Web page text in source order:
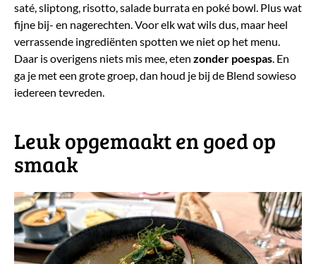
saté, sliptong, risotto, salade burrata en poké bowl. Plus wat
fijne bij- en nagerechten. Voor elk wat wils dus, maar heel
verrassende ingrediënten spotten we niet op het menu.
Daar is overigens niets mis mee, eten zonder poespas. En
ga je met een grote groep, dan houd je bij de Blend sowieso
iedereen tevreden.
​Leuk opgemaakt en goed op
smaak